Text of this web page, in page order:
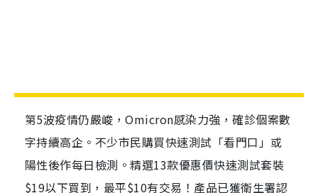
第5波疫情仍嚴峻，Omicron感染力強，確診個案數
字持續高企。不少市民購買快速測試「看門口」或
陽性後作每日檢測。精選13款優惠價快速測試套裝
$19以下買到，最平$10有交易！產品已獲衛生署認